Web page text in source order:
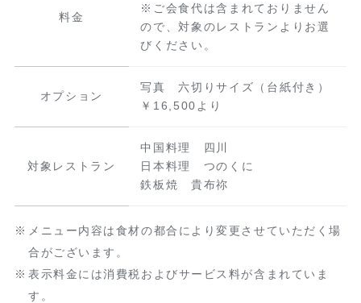
料金
※ご会食代は含まれておりません
ので、対象のレストランよりお選
びください。
オプション
写真 六切りサイズ（台紙付き）
￥16,500より
対象レストラン
中国料理 四川
日本料理 つのくに
鉄板焼 貴布祢
メニュー内容は食材の都合により変更させていただく場
合がございます。
表示料金には消費税およびサービス料が含まれていま
す。